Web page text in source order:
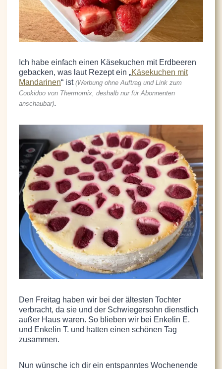
Ich habe einfach einen Käsekuchen mit Erdbeeren
gebacken, was laut Rezept ein „Käsekuchen mit
Mandarinen“ ist (Werbung ohne Auftrag und Link zum
Cookidoo von Thermomix, deshalb nur für Abonnenten
anschaubar).
Den Freitag haben wir bei der ältesten Tochter
verbracht, da sie und der Schwiegersohn dienstlich
außer Haus waren. So blieben wir bei Enkelin E.
und Enkelin T. und hatten einen schönen Tag
zusammen.
Nun wünsche ich dir ein entspanntes Wochenende